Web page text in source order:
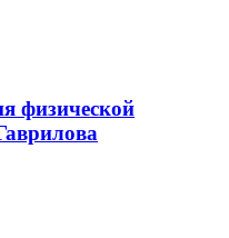
физической